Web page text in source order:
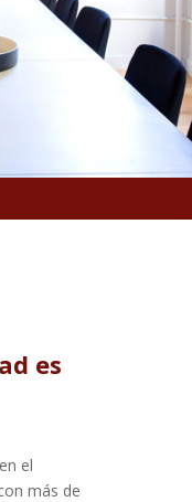
es
el
más de